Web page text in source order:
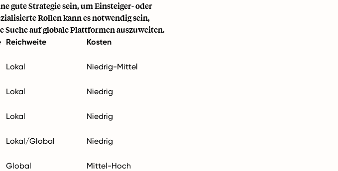
gute Strategie sein, um Einsteiger- oder
Rollen kann es notwendig sein,
auf globale Plattformen auszuweiten.
Reichweite Kosten
Lokal Niedrig-Mittel
Lokal Niedrig
Lokal Niedrig
Lokal/Global Niedrig
Global Mittel-Hoch